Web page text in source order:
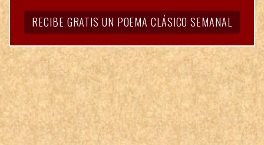
RECIBE GRATIS UN POEMA CLÁSICO SEMANAL